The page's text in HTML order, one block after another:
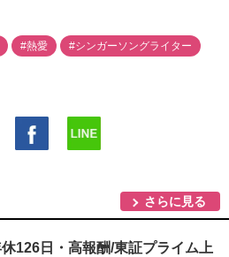
#熱愛 #シンガーソングライター
さらに見る
126日・高報酬/東証プライム上